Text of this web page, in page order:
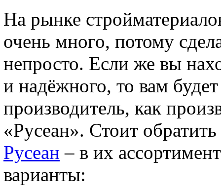
На рынке
очень много, потому
непросто. Если же вы
и надёжного, то вам
производитель, как
«Русеан». Стоит
Русеан – в их
варианты: